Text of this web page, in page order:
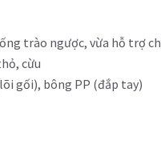
trào ngược, vừa hỗ trợ
cừu
gối), bông PP (đắp tay)